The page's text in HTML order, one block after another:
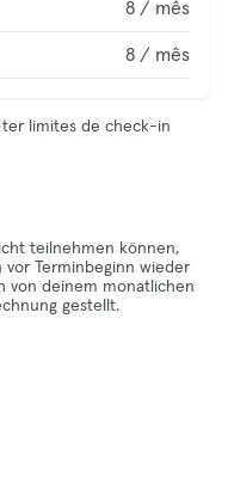
8 / mês
8 / mês
ter limites de check-in
teilnehmen können,
vor Terminbeginn wieder
von deinem monatlichen
gestellt.